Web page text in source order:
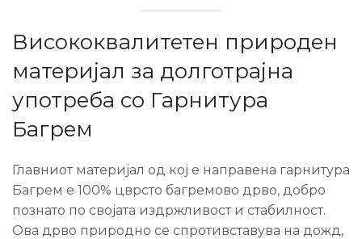
Висококвалитетен природен
материјал за долготрајна
употреба со Гарнитура
Багрем
Главниот материјал од кој е направена гарнитура
Багрем е 100% цврсто багремово дрво, добро
познато по својата издржливост и стабилност.
Ова дрво природно се спротивставува на дожд,